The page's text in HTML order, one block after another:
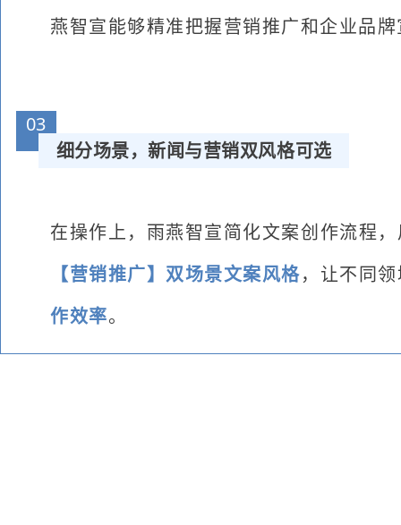
燕智宣能够精准把握营销推广和企业品
03
细分场景，新闻与营销双风格可选
在操作上，雨燕智宣简化文案创作流程
【营销推广】双场景文案风格，让不同
作效率。